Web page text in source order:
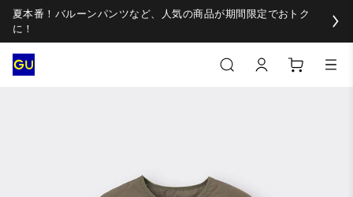
夏本番！バルーンパンツなど、人気の商品が期間限定でおトク
に！